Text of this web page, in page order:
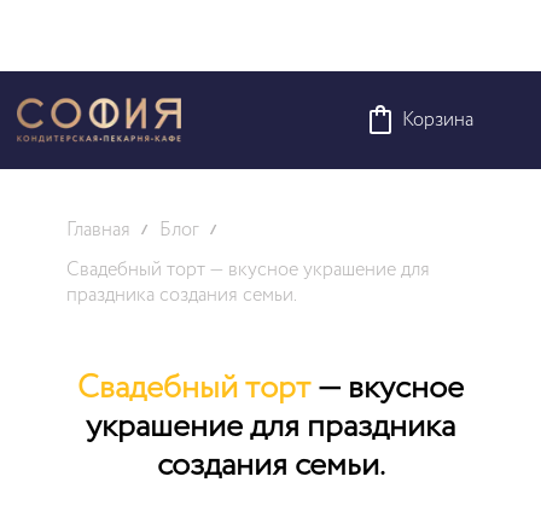
Корзина
Главная
Блог
Свадебный торт — вкусное украшение для
праздника создания семьи.
Свадебный торт— вкусное
украшение для праздника
создания семьи.